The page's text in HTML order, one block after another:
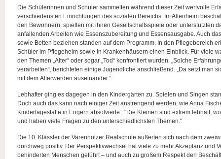
Die Schülerinnen und Schüler sammelten während dieser Zeit wertvolle
verschiedensten Einrichtungen des sozialen Bereichs. Im Altenheim
den Bewohnern, spielten mit ihnen Gesellschaftsspiele oder unterstützten
anfallenden Arbeiten wie Essenszubereitung und Essensausgabe. Auch
sowie Betten beziehen standen auf dem Programm. In den Pflegebereich
Schüler im Pflegeheim sowie in Krankenhäusern einen Einblick. Für viele
den Themen „Alter“ oder sogar „Tod“ konfrontiert wurden. „Solche
verarbeiten“, berichteten einige Jugendliche anschließend. „Da setzt man
mit dem Älterwerden auseinander.“
Lebhafter ging es dagegen in den Kindergärten zu. Spielen und Singen
Doch auch das kann nach einiger Zeit anstrengend werden, wie Anna
Kindertagestätte in Engern absolvierte : "Die Kleinen sind extrem lebhaft,
und haben viele Fragen zu den unterschiedlichsten Themen."
Die 10. Klässler der Varenholzer Realschule äußerten sich nach dem
durchweg positiv. Der Perspektivwechsel hat viele zu mehr Akzeptanz und
behinderten Menschen geführt – und auch zu großem Respekt den